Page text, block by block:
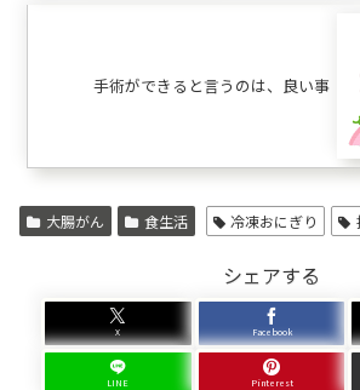
手術ができると言うのは、良い事
大腸がん 食生活 冷凍おにぎり
シェアする
X Facebook
LINE Pinterest